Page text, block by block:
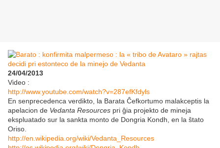
24/04/2013
Video :
http://www.youtube.com/watch?v=287efKfdyls
En senprecedenca verdikto, la Barata Ĉefkortumo malakceptis la
apelacion de Vedanta Resources pri ĝia projekto de mineja
ekspluatado sur la sankta monto de Dongria Kondh, en la ŝtato
Oriso.
http://en.wikipedia.org/wiki/Vedanta_Resources